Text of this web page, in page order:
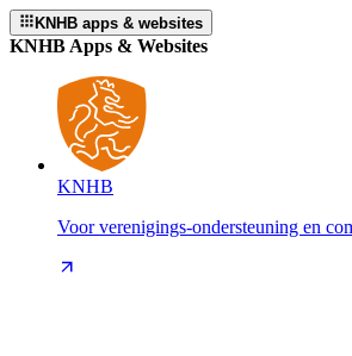
KNHB apps & websites
KNHB Apps & Websites
KNHB
Voor verenigings-ondersteuning en